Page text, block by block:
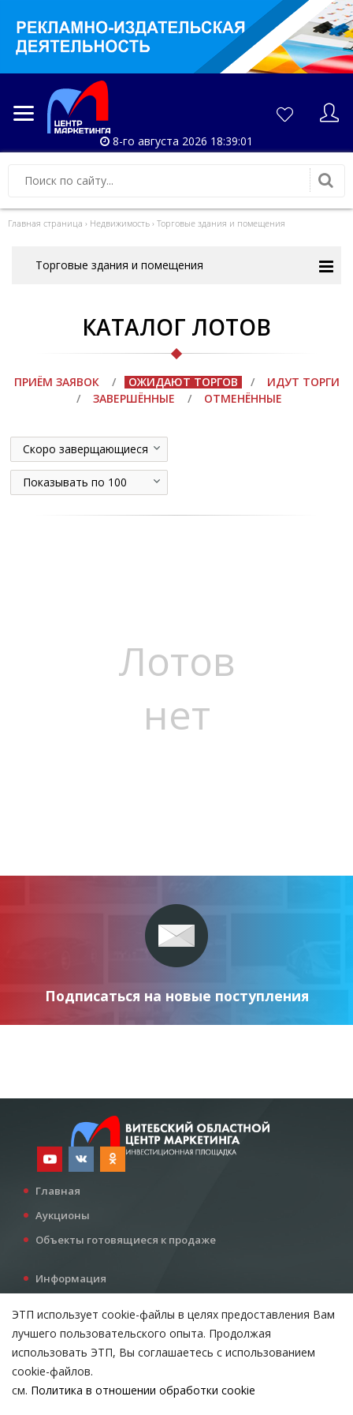
8-го августа 2026 18:39:01
Главная страница › Недвижимость › Торговые здания и помещения
Торговые здания и помещения
КАТАЛОГ ЛОТОВ
ПРИЁМ ЗАЯВОК / ОЖИДАЮТ ТОРГОВ /
ИДУТ ТОРГИ
/
ЗАВЕРШЁННЫЕ / ОТМЕНЁННЫЕ
Скоро заверщающиеся
Показывать по 100
Лотов
нет
Подписаться на новые поступления
Главная
Аукционы
Объекты готовящиеся к продаже
Информация
Все для инвестора
Контакты
Возникли вопросы?
ЭТП использует cookie-файлы в целях предоставления Вам
лучшего пользовательского опыта. Продолжая
использовать ЭТП, Вы соглашаетесь с использованием
cookie-файлов.
см. Политика в отношении обработки cookie